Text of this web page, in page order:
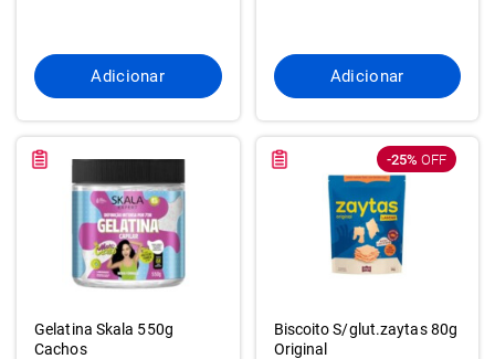
Adicionar Adicionar
Gelatina Skala 550g
Cachos
-25% OFF
Biscoito S/glut.zaytas 80g
Original